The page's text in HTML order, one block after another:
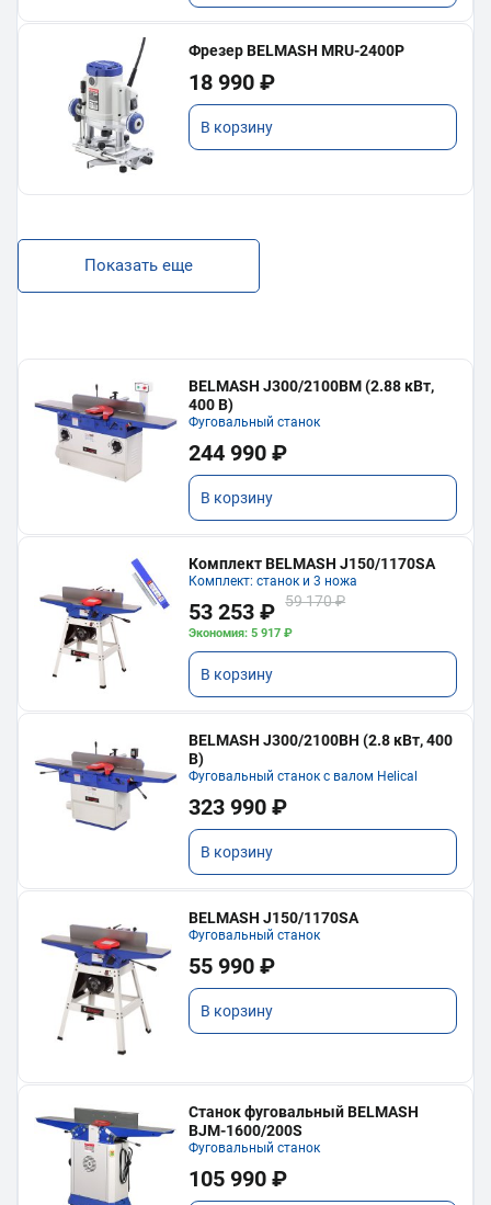
Фрезер BELMASH MRU-2400P
18 990 ₽
В корзину
Показать еще
BELMASH J300/2100ВМ (2.88 кВт,
400 В)
Фуговальный станок
244 990 ₽
В корзину
Комплект BELMASH J150/1170SA
Комплект: станок и 3 ножа
53 253 ₽ 59 170 ₽
Экономия: 5 917 ₽
В корзину
BELMASH J300/2100ВH (2.8 кВт, 400
В)
Фуговальный станок с валом Helical
323 990 ₽
В корзину
BELMASH J150/1170SA
Фуговальный станок
55 990 ₽
В корзину
Станок фуговальный BELMASH
BJM-1600/200S
Фуговальный станок
105 990 ₽